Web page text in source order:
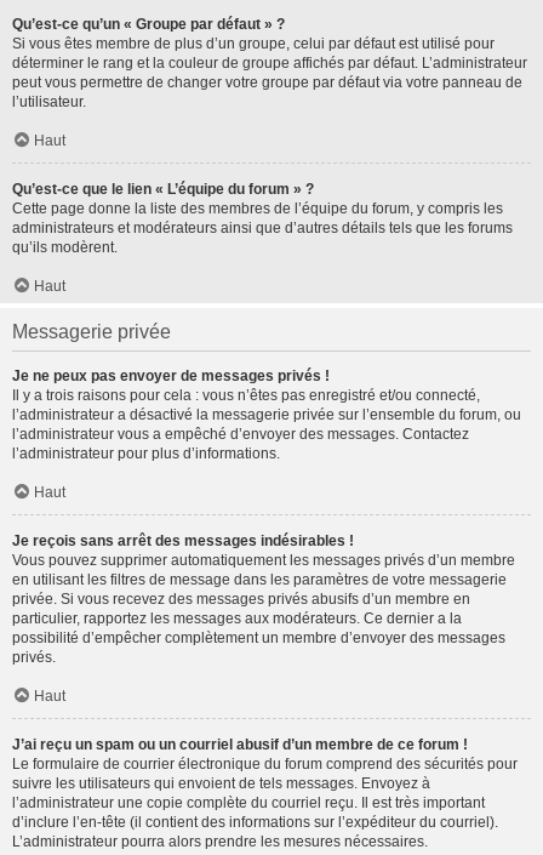
Qu’est-ce qu’un « Groupe par défaut » ?
Si vous êtes membre de plus d’un groupe, celui par défaut est utilisé pour
déterminer le rang et la couleur de groupe affichés par défaut. L’administrateur
peut vous permettre de changer votre groupe par défaut via votre panneau de
l’utilisateur.
Haut
Qu’est-ce que le lien « L’équipe du forum » ?
Cette page donne la liste des membres de l’équipe du forum, y compris les
administrateurs et modérateurs ainsi que d’autres détails tels que les forums
qu’ils modèrent.
Haut
Messagerie privée
Je ne peux pas envoyer de messages privés !
Il y a trois raisons pour cela : vous n’êtes pas enregistré et/ou connecté,
l’administrateur a désactivé la messagerie privée sur l’ensemble du forum, ou
l’administrateur vous a empêché d’envoyer des messages. Contactez
l’administrateur pour plus d’informations.
Haut
Je reçois sans arrêt des messages indésirables !
Vous pouvez supprimer automatiquement les messages privés d’un membre
en utilisant les filtres de message dans les paramètres de votre messagerie
privée. Si vous recevez des messages privés abusifs d’un membre en
particulier, rapportez les messages aux modérateurs. Ce dernier a la
possibilité d’empêcher complètement un membre d’envoyer des messages
privés.
Haut
J’ai reçu un spam ou un courriel abusif d’un membre de ce forum !
Le formulaire de courrier électronique du forum comprend des sécurités pour
suivre les utilisateurs qui envoient de tels messages. Envoyez à
l’administrateur une copie complète du courriel reçu. Il est très important
d’inclure l’en-tête (il contient des informations sur l’expéditeur du courriel).
L’administrateur pourra alors prendre les mesures nécessaires.